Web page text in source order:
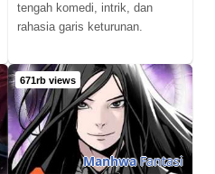
tengah komedi, intrik, dan
rahasia garis keturunan.
671rb views
ManhwaFantasi